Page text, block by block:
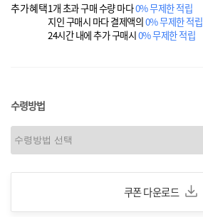
추가혜택1개 초과 구매 수량 마다0% 무제한 적립
지인 구매시 마다 결제액의0% 무제한 적립
24시간 내에 추가 구매시0% 무제한 적립
수령방법
쿠폰 다운로드